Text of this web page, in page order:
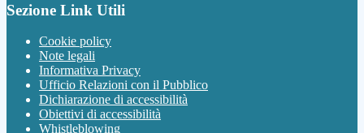
Sezione Link Utili
Cookie policy
Note legali
Informativa Privacy
Ufficio Relazioni con il Pubblico
Dichiarazione di accessibilità
Obiettivi di accessibilità
Whistleblowing